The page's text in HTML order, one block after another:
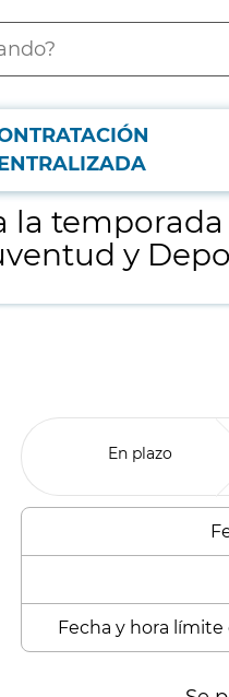
en las instalaciones de la
la
y
En plazo
Fecha y hora límite